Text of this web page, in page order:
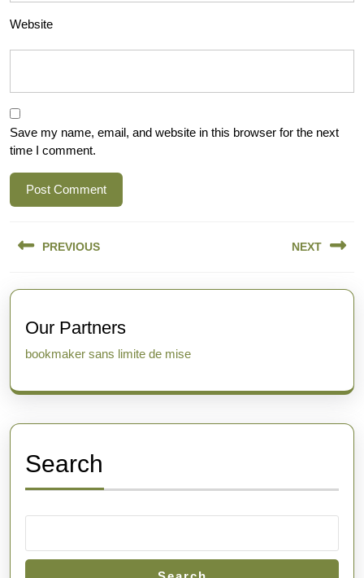
Website
Save my name, email, and website in this browser for the next
time I comment.
navigation
PREVIOUS NEXT
Our Partners
bookmaker sans limite de mise
Search